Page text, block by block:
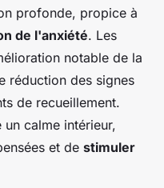
profonde, propice à
de l'anxiété. Les
notable de la
réduction des signes
de recueillement.
calme intérieur,
et de stimuler